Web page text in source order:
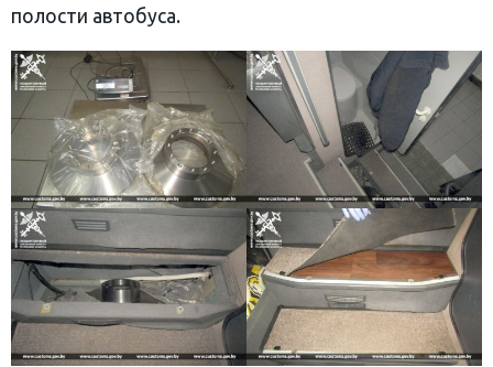
полости автобуса.